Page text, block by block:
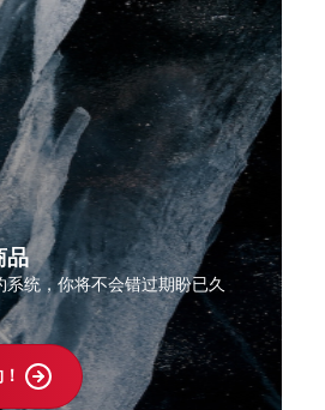
品
统，你将不会错过期盼已久